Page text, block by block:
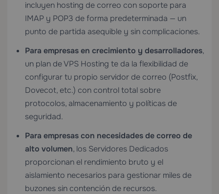
incluyen hosting de correo con soporte para
IMAP y POP3 de forma predeterminada — un
punto de partida asequible y sin complicaciones.
Para empresas en crecimiento y desarrolladores,
un plan deVPS Hosting te da la flexibilidad de
configurar tu propio servidor de correo (Postfix,
Dovecot, etc.) con control total sobre
protocolos, almacenamiento y políticas de
seguridad.
Para empresas con necesidades de correo de
alto volumen, los Servidores Dedicados
proporcionan el rendimiento bruto y el
aislamiento necesarios para gestionar miles de
buzones sin contención de recursos.